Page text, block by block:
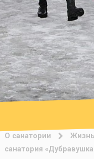
О санатории
санатория